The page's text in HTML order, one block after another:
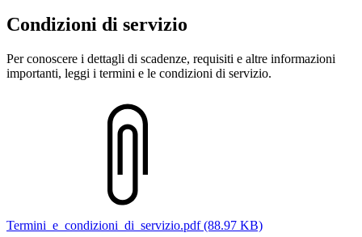
Condizioni di servizio
Per conoscere i dettagli di scadenze, requisiti e altre informazioni
importanti, leggi i termini e le condizioni di servizio.
Termini_e_condizioni_di_servizio.pdf (88.97 KB)